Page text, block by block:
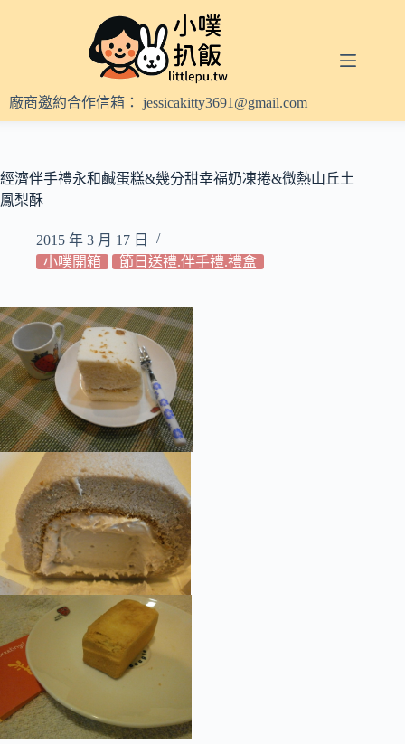
內
容
廠商邀約合作信箱： jessicakitty3691@gmail.com
經濟伴手禮永和鹹蛋糕&幾分甜幸福奶凍捲&微熱山丘土
鳳梨酥
2015 年 3 月 17 日
小噗開箱
節日送禮.伴手禮.禮盒